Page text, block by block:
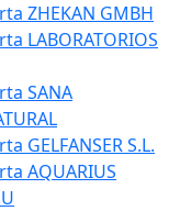
ZHEKAN GMBH
LABORATORIOS
SANA
GELFANSER S.L.
AQUARIUS